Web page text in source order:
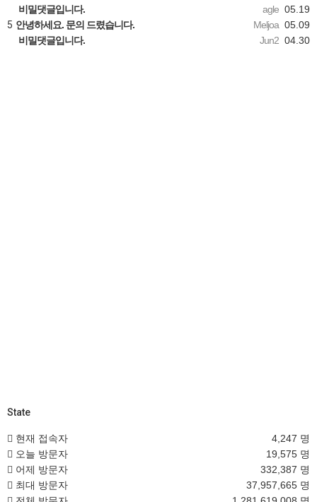
agle 05.19
비밀댓글입니다.
Meljoa 05.09
5 안녕하세요. 문의 드렸습니다.
Jun2 04.30
비밀댓글입니다.
State
현재 접속자
4,247 명
오늘 방문자
19,575 명
어제 방문자
332,387 명
최대 방문자
37,957,665 명